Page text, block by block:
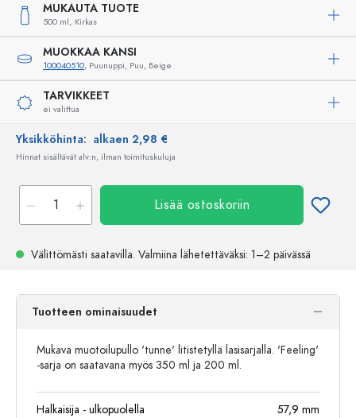
MUKAUTA TUOTE
500 ml, Kirkas
MUOKKAA KANSI
100040510, Puunuppi, Puu, Beige
TARVIKKEET
ei valittua
Yksikköhinta: alkaen 2,98 €
Hinnat sisältävät alv:n, ilman toimituskuluja
Lisää ostoskoriin
Välittömästi saatavilla. Valmiina lähetettäväksi: 1–2 päivässä
Tuotteen ominaisuudet
Mukava muotoilupullo 'tunne' litistetyllä lasisarjalla. 'Feeling'
-sarja on saatavana myös 350 ml ja 200 ml.
Halkaisija - ulkopuolella 57,9 mm